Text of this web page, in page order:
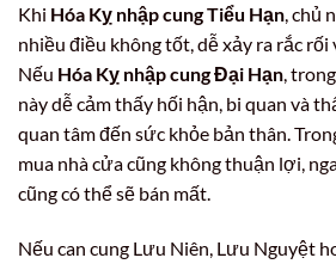
Khi Hóa Kỵ nhập cung Tiểu Hạn, chủ
nhiều điều không tốt, dễ xảy ra rắc rối
Nếu Hóa Kỵ nhập cung Đại Hạn,
này dễ cảm thấy hối hận, bi quan và
quan tâm đến sức khỏe bản thân.
mua nhà cửa cũng không thuận lợi,
cũng có thể sẽ bán mất.
Nếu can cung Lưu Niên, Lưu Nguyệt